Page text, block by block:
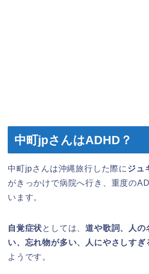
中町jpさんはADHD？
中町jpさんは沖縄旅行した際に ジュ
がきっかけで病院へ行き、重度の
います。
自覚症状としては、道や歌詞、人の
い、忘れ物が多い、人にやさしすぎ
ようです。